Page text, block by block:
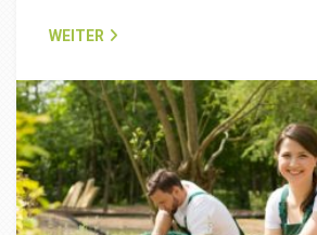
WEITER